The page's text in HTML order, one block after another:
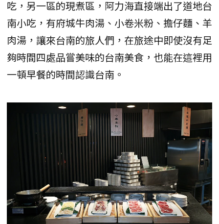
吃，另一區的現煮區，阿力海直接端出了道地台
南小吃，有府城牛肉湯、小卷米粉、擔仔麵、羊
肉湯，讓來台南的旅人們，在旅途中即使沒有足
夠時間四處品嘗美味的台南美食，也能在這裡用
一頓早餐的時間認識台南。